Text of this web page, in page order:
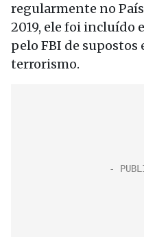
regularmente no
2019, ele foi incluído
pelo FBI de
terrorismo.